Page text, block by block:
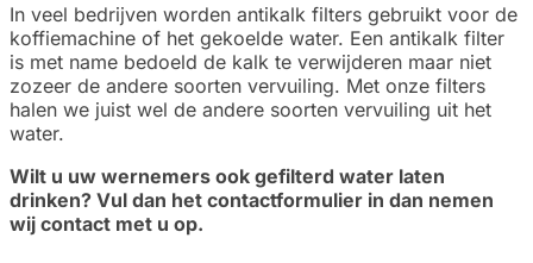
In veel bedrijven worden antikalk filters gebruikt voor de
koffiemachine of het gekoelde water. Een antikalk filter
is met name bedoeld de kalk te verwijderen maar niet
zozeer de andere soorten vervuiling. Met onze filters
halen we juist wel de andere soorten vervuiling uit het
water.
Wilt u uw wernemers ook gefilterd water laten
drinken? Vul dan het contactformulier in dan nemen
wij contact met u op.